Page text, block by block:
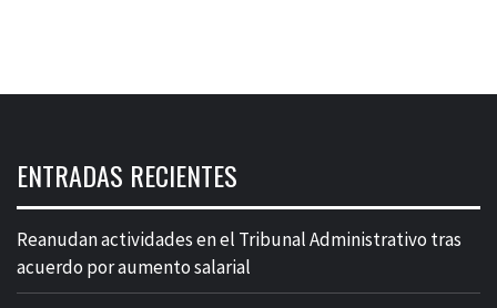
ENTRADAS RECIENTES
Reanudan actividades en el Tribunal Administrativo tras
acuerdo por aumento salarial